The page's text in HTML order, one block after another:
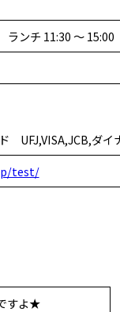
チ 11:30 ～ 15:00
UFJ,VISA,JCB,ダ
test/
すよ★